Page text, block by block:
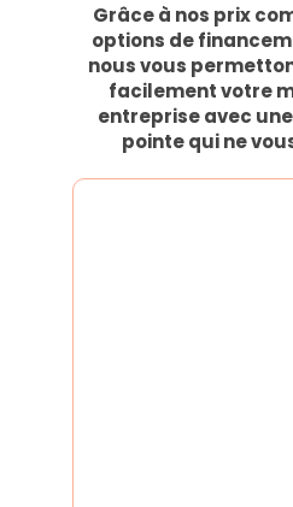
Grâce à nos prix
options de
nous vous
facilement votre
entreprise avec
pointe qui ne